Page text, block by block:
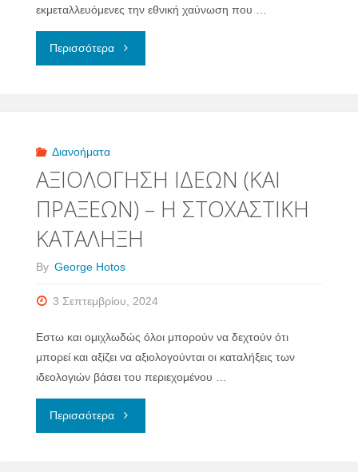
εκμεταλλευόμενες την εθνική χαύνωση που …
Περισσότερα"ΠΟΥ
ΞΕΡΟΥΜΕ;"
Διανοήματα
ΑΞΙΟΛΟΓΗΣΗ ΙΔΕΩΝ (ΚΑΙ
ΠΡΑΞΕΩΝ) – Η ΣΤΟΧΑΣΤΙΚΗ
ΚΑΤΑΛΗΞΗ
By George Hotos
3 Σεπτεμβρίου, 2024
Εστω και ομιχλωδώς όλοι μπορούν να δεχτούν ότι
μπορεί και αξίζει να αξιολογούνται οι καταλήξεις των
ιδεολογιών βάσει του περιεχομένου …
Περισσότερα"ΑΞΙΟΛΟΓΗΣΗ